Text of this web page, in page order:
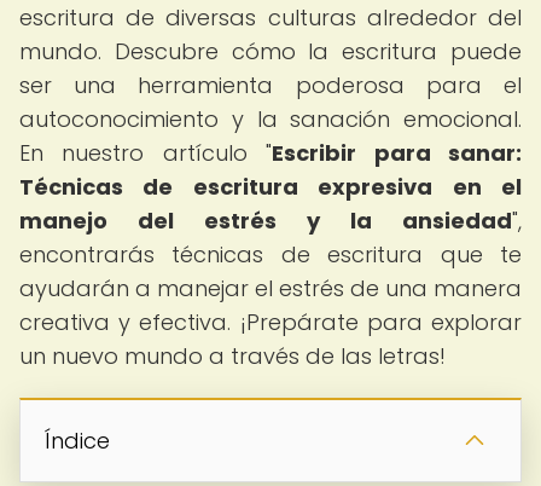
escritura de diversas culturas alrededor del
mundo. Descubre cómo la escritura puede
ser una herramienta poderosa para el
autoconocimiento y la sanación emocional.
En nuestro artículo "Escribir para sanar:
Técnicas de escritura expresiva en el
manejo del estrés y la ansiedad",
encontrarás técnicas de escritura que te
ayudarán a manejar el estrés de una manera
creativa y efectiva. ¡Prepárate para explorar
un nuevo mundo a través de las letras!
Índice